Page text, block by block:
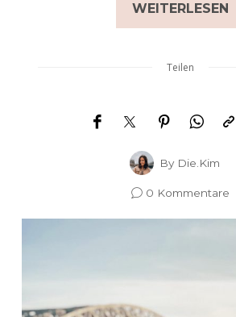
WEITERLESEN
Teilen
By Die.Kim
0 Kommentare